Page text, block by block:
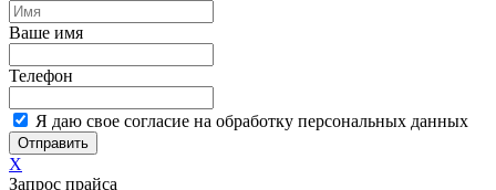
Ваше имя
Телефон
Я даю свое согласие на обработку персональных данных
Отправить
X
Запрос прайса